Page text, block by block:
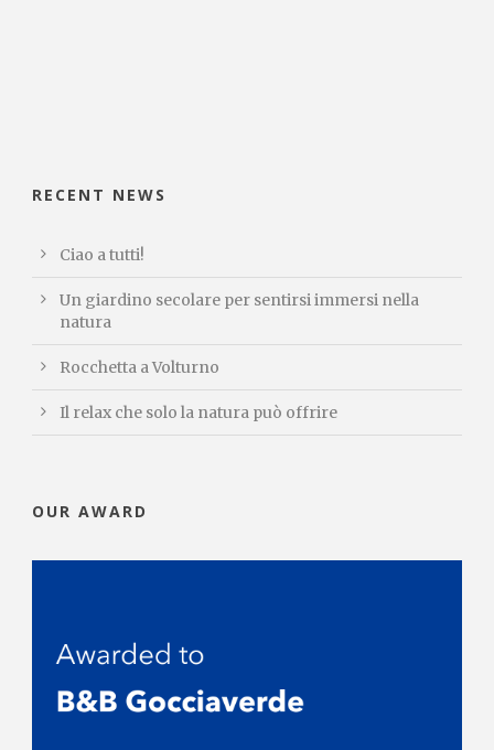
RECENT NEWS
Ciao a tutti!
Un giardino secolare per sentirsi immersi nella
natura
Rocchetta a Volturno
Il relax che solo la natura può offrire
OUR AWARD